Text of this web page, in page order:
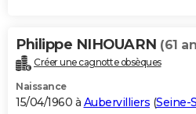
Philippe NIHOUARN (61
Créer une cagnotte obsèques
Naissance
15/04/1960 à Aubervilliers (Seine-